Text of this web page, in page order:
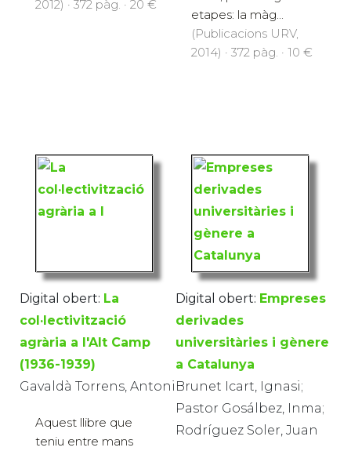
2012) · 372 pàg. · 20 €
etapes: la màg...
(Publicacions URV,
2014) · 372 pàg. · 10 €
Digital obert: La
col·lectivització
agrària a l'Alt Camp
(1936-1939)
Gavaldà Torrens, Antoni
Aquest llibre que
teniu entre mans
Digital obert: Empreses
derivades
universitàries i gènere
a Catalunya
Brunet Icart, Ignasi;
Pastor Gosálbez, Inma;
Rodríguez Soler, Juan